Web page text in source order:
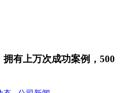
有上万次成功案例，500